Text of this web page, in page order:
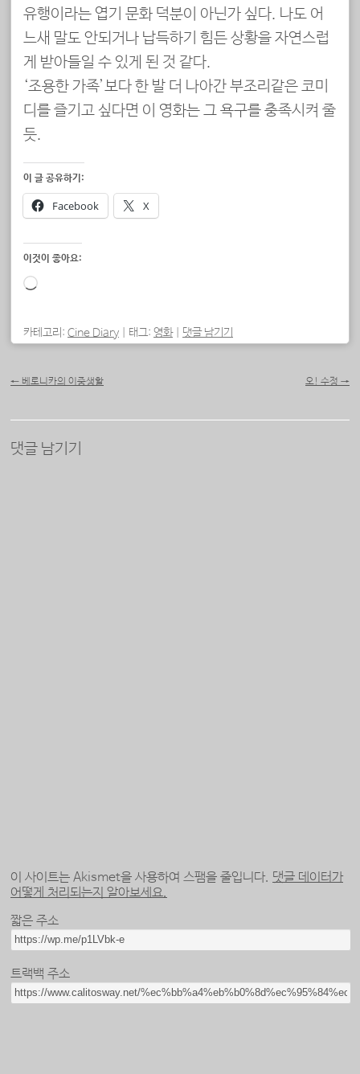
유행이라는 엽기 문화 덕분이 아닌가 싶다. 나도 어
느새 말도 안되거나 납득하기 힘든 상황을 자연스럽
게 받아들일 수 있게 된 것 같다.
‘조용한 가족’보다 한 발 더 나아간 부조리같은 코미
디를 즐기고 싶다면 이 영화는 그 욕구를 충족시켜 줄
듯.
이 글 공유하기:
Facebook X
이것이 좋아요:
로
중...
카테고리: Cine Diary 태그: 영화 댓글 남기기
← 베로니카의 이중생활 오! 수정 →
댓글 남기기
이 사이트는 Akismet을 사용하여 스팸을 줄입니다. 댓글 데이터가
어떻게 처리되는지 알아보세요.
짧은 주소
트랙백 주소